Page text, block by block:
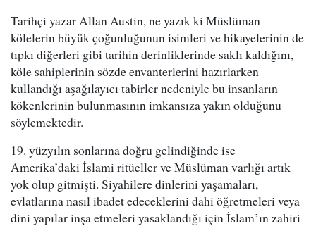
Tarihçi yazar Allan Austin, ne yazık ki Müslüman
kölelerin büyük çoğunluğunun isimleri ve hikayelerinin de
tıpkı diğerleri gibi tarihin derinliklerinde saklı kaldığını,
köle sahiplerinin sözde envanterlerini hazırlarken
kullandığı aşağılayıcı tabirler nedeniyle bu insanların
kökenlerinin bulunmasının imkansıza yakın olduğunu
söylemektedir.
19. yüzyılın sonlarına doğru gelindiğinde ise
Amerika’daki İslami ritüeller ve Müslüman varlığı artık
yok olup gitmişti. Siyahilere dinlerini yaşamaları,
evlatlarına nasıl ibadet edeceklerini dahi öğretmeleri veya
dini yapılar inşa etmeleri yasaklandığı için İslam’ın zahiri